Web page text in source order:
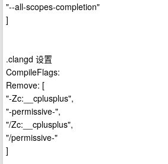
"--all-scopes-completion"
]
.clangd 设置
CompileFlags:
Remove: [
"-Zc:__cplusplus",
"-permissive-",
"/Zc:__cplusplus",
"/permissive-"
]